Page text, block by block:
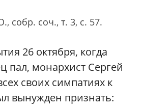
собр. соч., т. 3, с. 57.
26 октября, когда
пал, монархист Сергей
своих симпатиях к
вынужден признать: